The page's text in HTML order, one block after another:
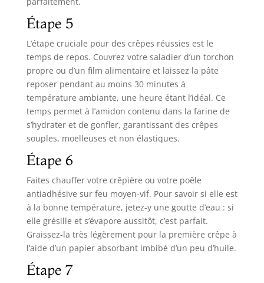
Étape 5
L’étape cruciale pour des crêpes réussies est le
temps de repos. Couvrez votre saladier d’un torchon
propre ou d’un film alimentaire et laissez la pâte
reposer pendant au moins 30 minutes à
température ambiante, une heure étant l’idéal. Ce
temps permet à l’amidon contenu dans la farine de
s’hydrater et de gonfler, garantissant des crêpes
souples, moelleuses et non élastiques.
Étape 6
Faites chauffer votre crêpière ou votre poêle
antiadhésive sur feu moyen-vif. Pour savoir si elle est
à la bonne température, jetez-y une goutte d’eau : si
elle grésille et s’évapore aussitôt, c’est parfait.
Graissez-la très légèrement pour la première crêpe à
l’aide d’un papier absorbant imbibé d’un peu d’huile.
Étape 7